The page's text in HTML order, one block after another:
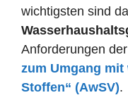
wichtigsten sind
Anforderungen der
zum Umgang
Stoffen“ (AwSV).